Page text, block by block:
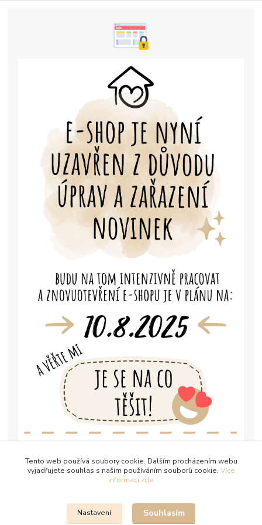
Tento web používá soubory cookie. Dalším procházením webu
vyjadřujete souhlas s naším používáním souborů cookie. Více
informací zde
Nastavení Souhlasím